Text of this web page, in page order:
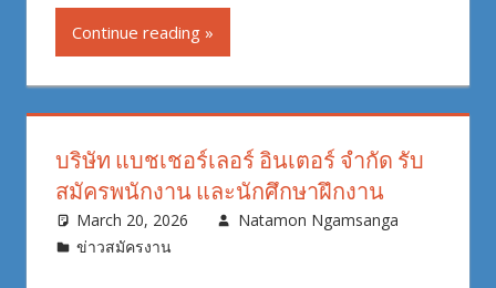
Continue reading
บริษัท แบชเชอร์เลอร์ อินเตอร์ จำกัด รับ
สมัครพนักงาน และนักศึกษาฝึกงาน
March 20, 2026
Natamon Ngamsanga
ข่าวสมัครงาน